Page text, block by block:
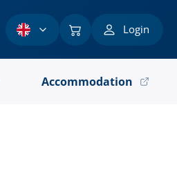
Login
Accommodation